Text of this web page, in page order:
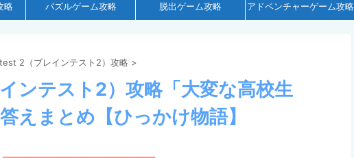
略 パズルゲーム攻略 脱出ゲーム攻略 アドベンチャーゲーム攻略
2（ブレインテスト2）攻略 >
ンテスト2）攻略「大変な高校生
えまとめ【ひっかけ物語】